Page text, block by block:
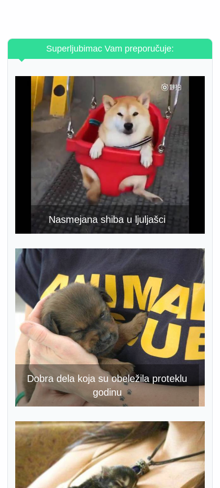
Superljubimac Vam preporučuje:
Nasmejana shiba u ljuljašci
Dobra dela koja su obeležila proteklu
godinu